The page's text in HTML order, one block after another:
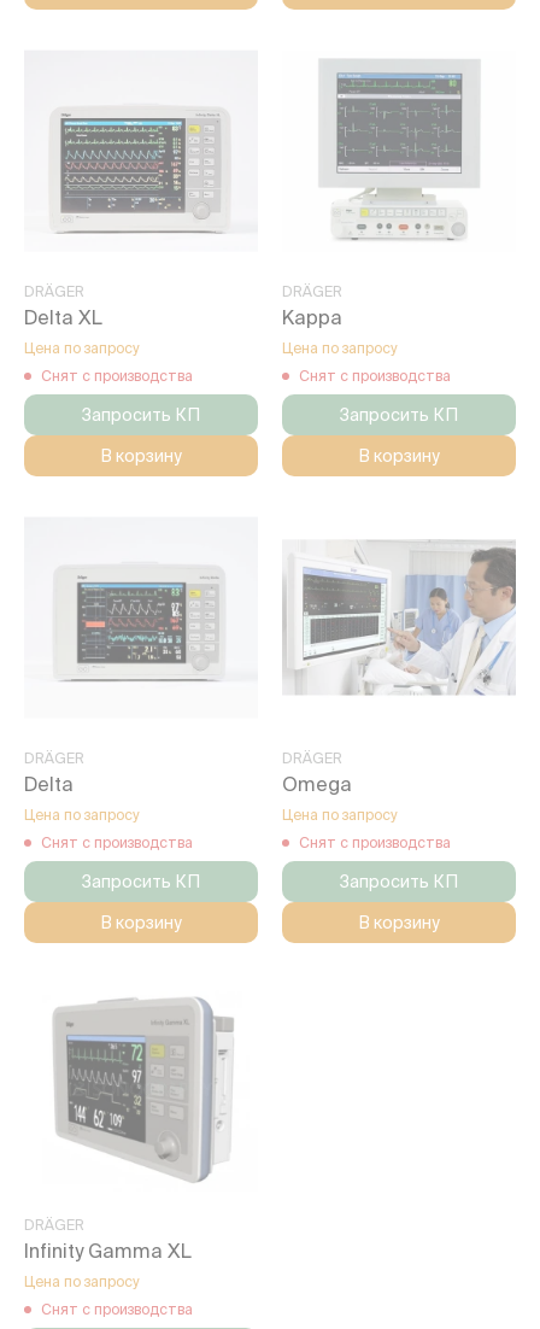
DRÄGER
Delta XL
Цена по запросу
Снят с производства
Запросить КП
В корзину
DRÄGER
Kappa
Цена по запросу
Снят с производства
Запросить КП
В корзину
DRÄGER
Delta
Цена по запросу
Снят с производства
Запросить КП
В корзину
DRÄGER
Omega
Цена по запросу
Снят с производства
Запросить КП
В корзину
DRÄGER
Infinity Gamma XL
Цена по запросу
Снят с производства